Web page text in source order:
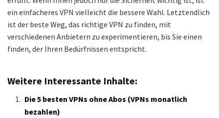
ein einfacheres VPN vielleicht die bessere Wahl. Letztendlich
ist der beste Weg, das richtige VPN zu finden, mit
verschiedenen Anbietern zu experimentieren, bis Sie einen
finden, der Ihren Bedürfnissen entspricht.
Weitere Interessante Inhalte:
Die 5 besten VPNs ohne Abos (VPNs monatlich
bezahlen)